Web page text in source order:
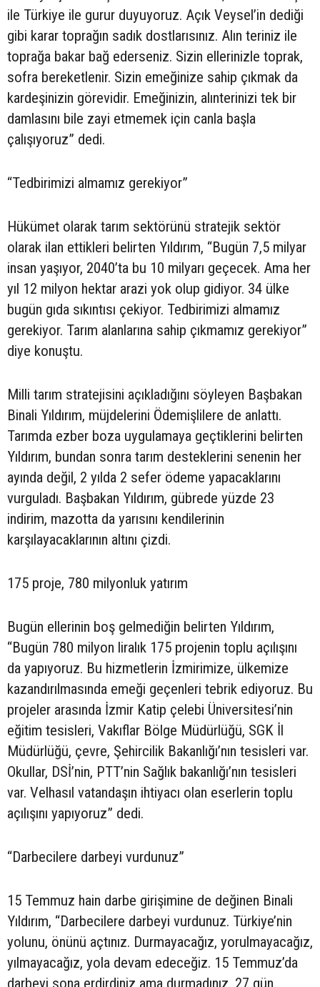
ile Türkiye ile gurur duyuyoruz. Açık Veysel’in dediği
gibi karar toprağın sadık dostlarısınız. Alın teriniz ile
toprağa bakar bağ ederseniz. Sizin ellerinizle toprak,
sofra bereketlenir. Sizin emeğinize sahip çıkmak da
kardeşinizin görevidir. Emeğinizin, alınterinizi tek bir
damlasını bile zayi etmemek için canla başla
çalışıyoruz” dedi.
“Tedbirimizi almamız gerekiyor”
Hükümet olarak tarım sektörünü stratejik sektör
olarak ilan ettikleri belirten Yıldırım, “Bugün 7,5 milyar
insan yaşıyor, 2040’ta bu 10 milyarı geçecek. Ama her
yıl 12 milyon hektar arazi yok olup gidiyor. 34 ülke
bugün gıda sıkıntısı çekiyor. Tedbirimizi almamız
gerekiyor. Tarım alanlarına sahip çıkmamız gerekiyor”
diye konuştu.
Milli tarım stratejisini açıkladığını söyleyen Başbakan
Binali Yıldırım, müjdelerini Ödemişlilere de anlattı.
Tarımda ezber boza uygulamaya geçtiklerini belirten
Yıldırım, bundan sonra tarım desteklerini senenin her
ayında değil, 2 yılda 2 sefer ödeme yapacaklarını
vurguladı. Başbakan Yıldırım, gübrede yüzde 23
indirim, mazotta da yarısını kendilerinin
karşılayacaklarının altını çizdi.
175 proje, 780 milyonluk yatırım
Bugün ellerinin boş gelmediğin belirten Yıldırım,
“Bugün 780 milyon liralık 175 projenin toplu açılışını
da yapıyoruz. Bu hizmetlerin İzmirimize, ülkemize
kazandırılmasında emeği geçenleri tebrik ediyoruz. Bu
projeler arasında İzmir Katip çelebi Üniversitesi’nin
eğitim tesisleri, Vakıflar Bölge Müdürlüğü, SGK İl
Müdürlüğü, çevre, Şehircilik Bakanlığı’nın tesisleri var.
Okullar, DSİ’nin, PTT’nin Sağlık bakanlığı’nın tesisleri
var. Velhasıl vatandaşın ihtiyacı olan eserlerin toplu
açılışını yapıyoruz” dedi.
“Darbecilere darbeyi vurdunuz”
15 Temmuz hain darbe girişimine de değinen Binali
Yıldırım, “Darbecilere darbeyi vurdunuz. Türkiye’nin
yolunu, önünü açtınız. Durmayacağız, yorulmayacağız,
yılmayacağız, yola devam edeceğiz. 15 Temmuz’da